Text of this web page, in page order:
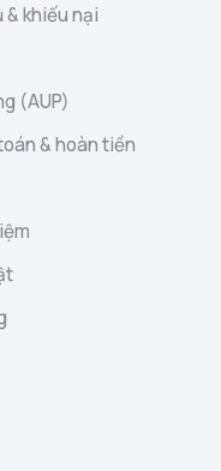
khiếu nại
(AUP)
& hoàn tiền